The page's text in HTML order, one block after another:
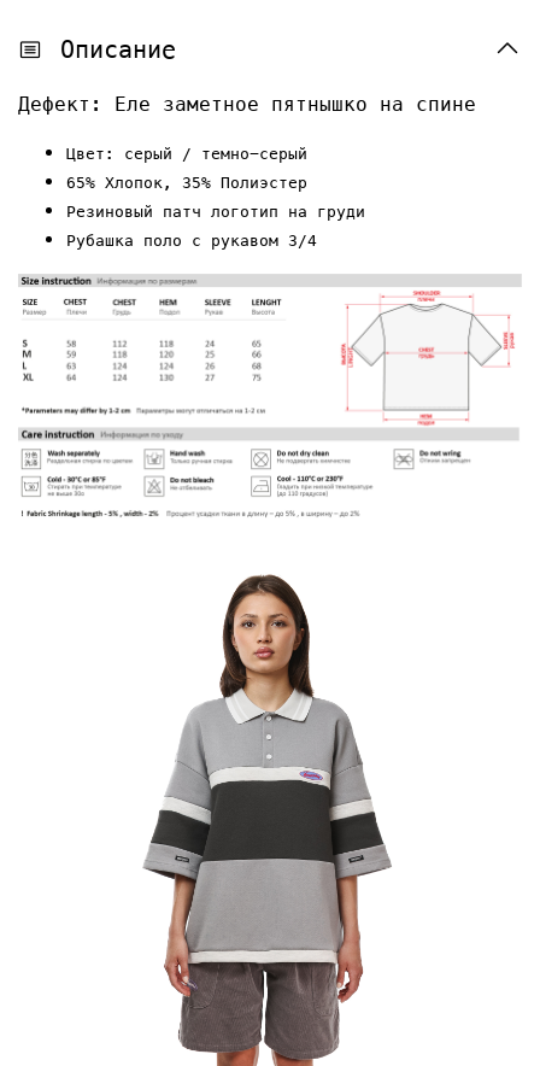
Описание
Дефект: Еле заметное пятнышко на спине
Цвет: серый / темно-серый
65% Хлопок, 35% Полиэстер
Резиновый патч логотип на груди
Рубашка поло с рукавом 3/4